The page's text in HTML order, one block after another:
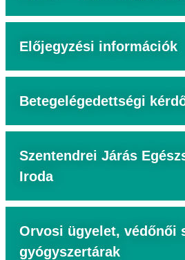
Előjegyzési információk
Betegelégedettségi
Szentendrei Járás
Iroda
Orvosi ügyelet, védőnői
gyógyszertárak